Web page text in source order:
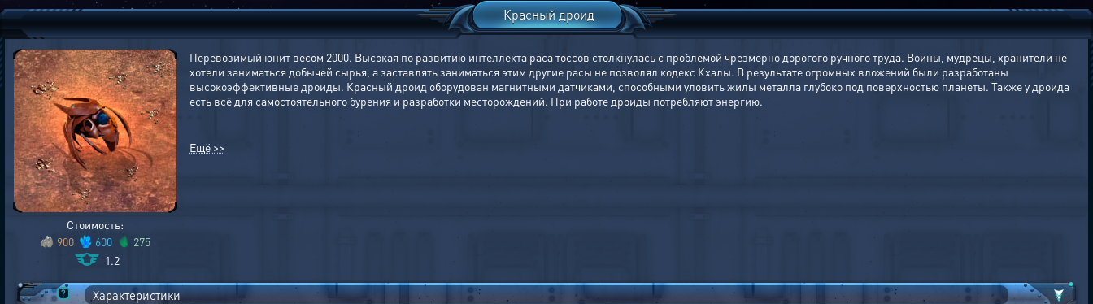
Красный дроид
Стоимость:
900
600
275
1.2
Перевозимый юнит весом 2000. Высокая по развитию интеллекта раса тоссов столкнулась с проблемой чрезмерно дорогого ручного труда. Воины, мудрецы, хранители не
хотели заниматься добычей сырья, а заставлять заниматься этим другие расы не позволял кодекс Кхалы. В результате огромных вложений были разработаны
высокоэффективные дроиды. Красный дроид оборудован магнитными датчиками, способными уловить жилы металла глубоко под поверхностью планеты. Также у дроида
есть всё для самостоятельного бурения и разработки месторождений. При работе дроиды потребляют энергию.
Ещё >>
Характеристики